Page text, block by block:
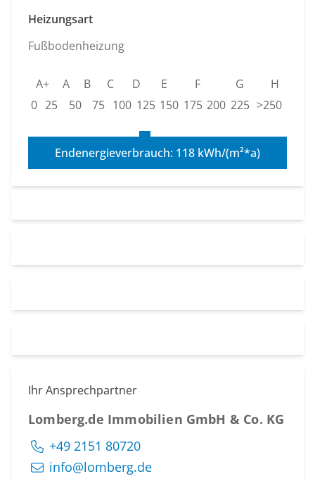
Heizungsart
Fußbodenheizung
A+ A B C D E F G
H
0 25 50 75 100 125 150 175 200 225 >250
Endenergieverbrauch: 118 kWh/(m²*a)
Ihr Ansprechpartner
Lomberg.de Immobilien GmbH & Co. KG
+49 2151 80720
info@lomberg.de